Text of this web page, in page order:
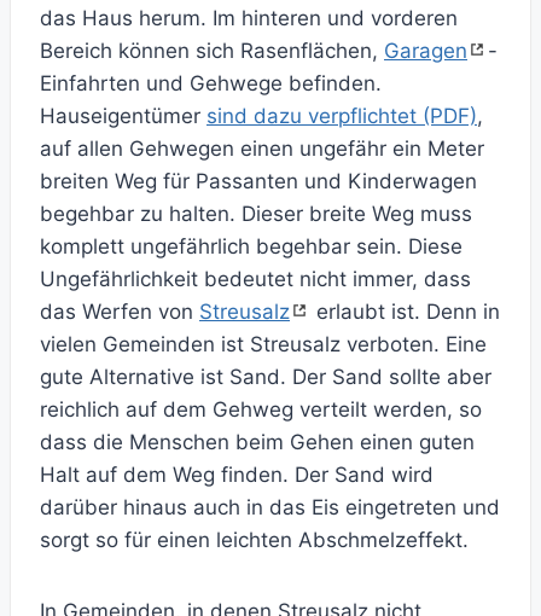
das Haus herum. Im hinteren und vorderen
Bereich können sich Rasenflächen, Garagen
-
Einfahrten und Gehwege befinden.
Hauseigentümer sind dazu verpflichtet (PDF),
auf allen Gehwegen einen ungefähr ein Meter
breiten Weg für Passanten und Kinderwagen
begehbar zu halten. Dieser breite Weg muss
komplett ungefährlich begehbar sein. Diese
Ungefährlichkeit bedeutet nicht immer, dass
das Werfen von Streusalz
erlaubt ist. Denn in
vielen Gemeinden ist Streusalz verboten. Eine
gute Alternative ist Sand. Der Sand sollte aber
reichlich auf dem Gehweg verteilt werden, so
dass die Menschen beim Gehen einen guten
Halt auf dem Weg finden. Der Sand wird
darüber hinaus auch in das Eis eingetreten und
sorgt so für einen leichten Abschmelzeffekt.